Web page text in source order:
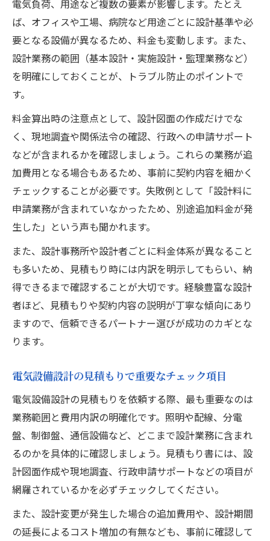
電気負荷、用途など複数の要素が影響します。たとえ
ば、オフィスや工場、病院など用途ごとに設計基準や必
要となる設備が異なるため、料金も変動します。また、
設計業務の範囲（基本設計・実施設計・監理業務など）
を明確にしておくことが、トラブル防止のポイントで
す。
料金算出時の注意点として、設計図面の作成だけでな
く、現地調査や関係法令の確認、行政への申請サポート
などが含まれるかを確認しましょう。これらの業務が追
加費用となる場合もあるため、事前に契約内容を細かく
チェックすることが必要です。失敗例として「設計料に
申請業務が含まれていなかったため、別途追加料金が発
生した」という声も聞かれます。
また、設計事務所や設計者ごとに料金体系が異なること
も多いため、見積もり時には内訳を明示してもらい、納
得できるまで確認することが大切です。経験豊富な設計
者ほど、見積もりや契約内容の説明が丁寧な傾向にあり
ますので、信頼できるパートナー選びが成功のカギとな
ります。
電気設備設計の見積もりで重要なチェック項目
電気設備設計の見積もりを依頼する際、最も重要なのは
業務範囲と費用内訳の明確化です。照明や配線、分電
盤、制御盤、通信設備など、どこまで設計業務に含まれ
るのかを具体的に確認しましょう。見積もり書には、設
計図面作成や現地調査、行政申請サポートなどの項目が
網羅されているかを必ずチェックしてください。
また、設計変更が発生した場合の追加費用や、設計期間
の延長によるコスト増加の有無なども、事前に確認して